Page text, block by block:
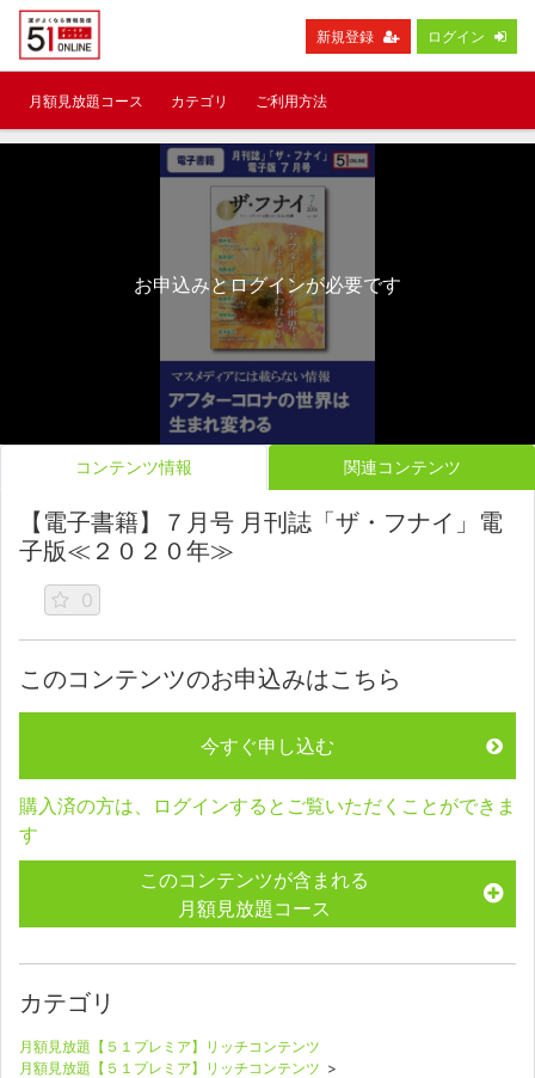
新規登録 ログイン
月額見放題コース カテゴリ ご利用方法
お申込みとログインが必要です
コンテンツ情報 関連コンテンツ
【電子書籍】７月号 月刊誌「ザ・フナイ」電
子版≪２０２０年≫
0
このコンテンツのお申込みはこちら
今すぐ申し込む
購入済の方は、ログインするとご覧いただくことができま
す
このコンテンツが含まれる
月額見放題コース
カテゴリ
月額見放題【５１プレミア】リッチコンテンツ
月額見放題【５１プレミア】リッチコンテンツ >